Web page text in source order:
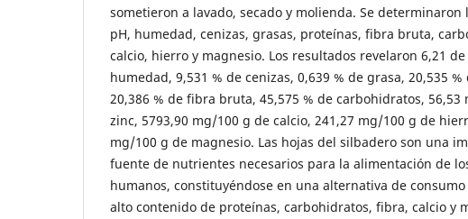
sometieron a lavado, secado y molienda. Se determinaron
pH, humedad, cenizas, grasas, proteínas, fibra bruta,
calcio, hierro y magnesio. Los resultados revelaron 6,21 de
humedad, 9,531 % de cenizas, 0,639 % de grasa, 20,535
20,386 % de fibra bruta, 45,575 % de carbohidratos, 56,53
zinc, 5793,90 mg/100 g de calcio, 241,27 mg/100 g de
mg/100 g de magnesio. Las hojas del silbadero son una
fuente de nutrientes necesarios para la alimentación de
humanos, constituyéndose en una alternativa de
alto contenido de proteínas, carbohidratos, fibra, calcio y